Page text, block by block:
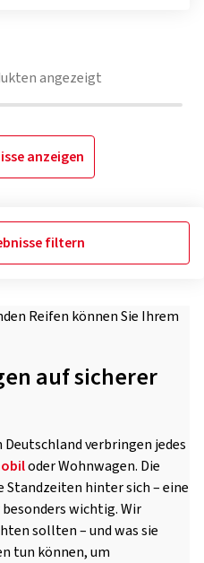
angezeigt
anzeigen
filtern
Reifen können Sie Ihrem
auf sicherer
verbringen jedes
oder Wohnwagen. Die
Standzeiten hinter sich – eine
wichtig. Wir
sollten – und was sie
tun können, um